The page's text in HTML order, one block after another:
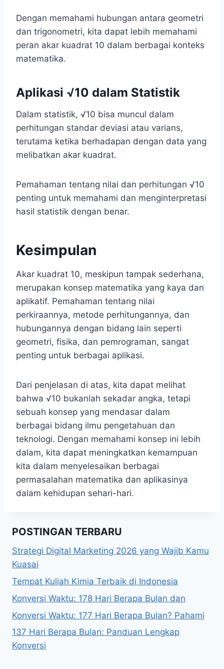
Dengan memahami hubungan antara geometri
dan trigonometri, kita dapat lebih memahami
peran akar kuadrat 10 dalam berbagai konteks
matematika.
Aplikasi √10 dalam Statistik
Dalam statistik, √10 bisa muncul dalam
perhitungan standar deviasi atau varians,
terutama ketika berhadapan dengan data yang
melibatkan akar kuadrat.
Pemahaman tentang nilai dan perhitungan √10
penting untuk memahami dan menginterpretasi
hasil statistik dengan benar.
Kesimpulan
Akar kuadrat 10, meskipun tampak sederhana,
merupakan konsep matematika yang kaya dan
aplikatif. Pemahaman tentang nilai
perkiraannya, metode perhitungannya, dan
hubungannya dengan bidang lain seperti
geometri, fisika, dan pemrograman, sangat
penting untuk berbagai aplikasi.
Dari penjelasan di atas, kita dapat melihat
bahwa √10 bukanlah sekadar angka, tetapi
sebuah konsep yang mendasar dalam
berbagai bidang ilmu pengetahuan dan
teknologi. Dengan memahami konsep ini lebih
dalam, kita dapat meningkatkan kemampuan
kita dalam menyelesaikan berbagai
permasalahan matematika dan aplikasinya
dalam kehidupan sehari-hari.
POSTINGAN TERBARU
Strategi Digital Marketing 2026 yang Wajib Kamu
Kuasai
Tempat Kuliah Kimia Terbaik di Indonesia
Konversi Waktu: 178 Hari Berapa Bulan dan
Konversi Waktu: 177 Hari Berapa Bulan? Pahami
137 Hari Berapa Bulan: Panduan Lengkap
Konversi